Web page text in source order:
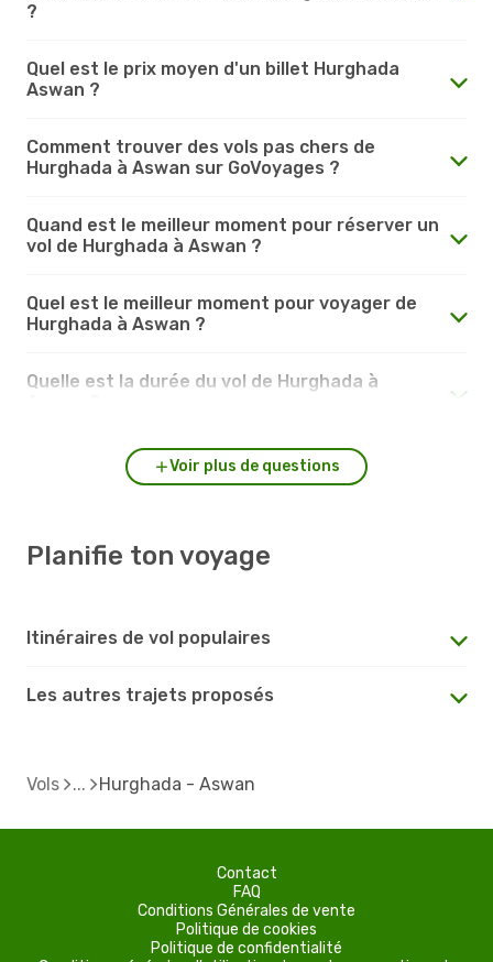
?
Quel est le prix moyen d'un billet Hurghada
Aswan ?
Comment trouver des vols pas chers de
Hurghada à Aswan sur GoVoyages ?
Quand est le meilleur moment pour réserver un
vol de Hurghada à Aswan ?
Quel est le meilleur moment pour voyager de
Hurghada à Aswan ?
Quelle est la durée du vol de Hurghada à
Voir plus de questions
Planifie ton voyage
Itinéraires de vol populaires
Les autres trajets proposés
Vols Hurghada - Aswan
Contact
FAQ
Conditions Générales de vente
Politique de cookies
Politique de confidentialité